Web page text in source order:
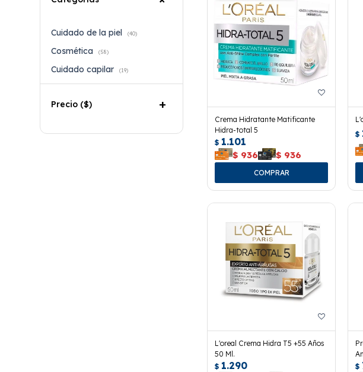
Crema Hidratante Matificante
Hidra-total 5
$ 1.101
$ 936 $ 936
$
L'oreal Crema Hidra T5 +55 Años
50 Ml.
$ 1.290 $
Cuidado de la piel (40)
Cosmética (58)
Cuidado capilar (19)
Precio ($)